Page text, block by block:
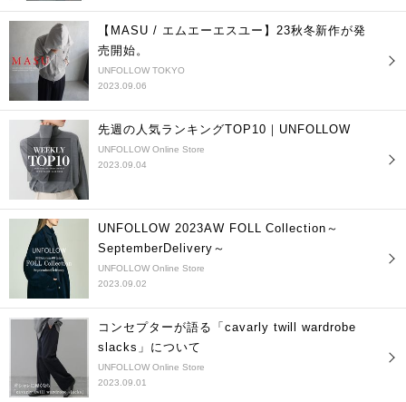
【MASU / エムエーエスユー】23秋冬新作が発
売開始。
UNFOLLOW TOKYO
2023.09.06
先週の人気ランキングTOP10｜UNFOLLOW
UNFOLLOW Online Store
2023.09.04
UNFOLLOW 2023AW FOLL Collection～
SeptemberDelivery～
UNFOLLOW Online Store
2023.09.02
コンセプターが語る「cavarly twill wardrobe
slacks」について
UNFOLLOW Online Store
2023.09.01